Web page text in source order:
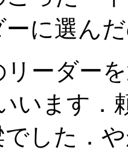
に選ん
ーダーを
います．
でした．